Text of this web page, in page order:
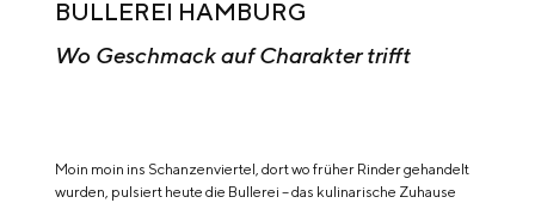
BULLEREI HAMBURG
Wo Geschmack auf Charakter trifft
Moin moin ins Schanzenviertel, dort wo früher Rinder gehandelt
wurden, pulsiert heute die Bullerei – das kulinarische Zuhause